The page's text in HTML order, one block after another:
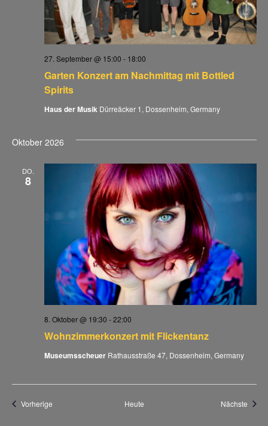
Garten Konzert am Nachmittag mit Bottled
Spirits
27. September @ 15:00 - 18:00
Haus der Musik Dürreäcker 1, Dossenheim, Germany
Oktober 2026
DO.
8
Wohnzimmerkonzert mit Flickentanz
8. Oktober @ 19:30 -22:00
Museumsscheuer Rathausstraße 47, Dossenheim, Germany
VorherigeVeranstaltungen Heute Nächste